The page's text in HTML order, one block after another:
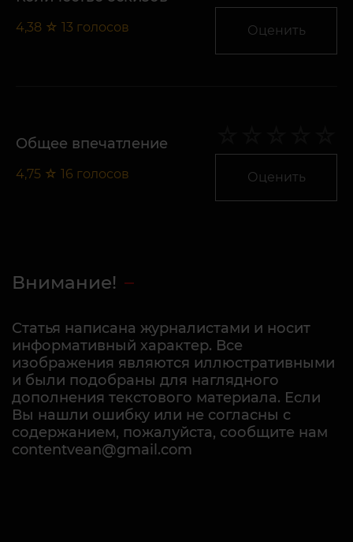
4,38 ☆ 13 голосов Оценить
Общее впечатление
4,75 ☆ 16 голосов Оценить
Внимание!
Статья написана журналистами и носит
информативный характер. Все
изображения являются иллюстративными
и были подобраны для наглядного
дополнения текстового материала. Если
Вы нашли ошибку или не согласны с
содержанием, пожалуйста, сообщите нам
contentvean@gmail.com